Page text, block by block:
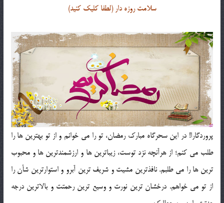
سلامت روزه دار (لطفا کلیک کنید)
پروردگارا! در این سحرگاه مبارک رمضان، تو را می خوانم و از تو بهترین ها را
طلب می کنم؛ از هرآنچه نزد توست، زیباترین ها و ارزشمندترین ها و محبوب
ترین ها را می طلبم. نافذترین مشیت و شریف ترین آبرو و استوارترین شأن را
از تو می خواهم. درخشان ترین نورت و وسیع ترین رحمتت و بالاترین درجه